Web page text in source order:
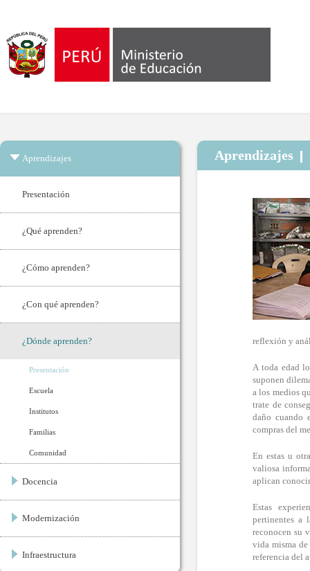
Aprendizajes
Presentación
¿Qué aprenden?
¿Cómo aprenden?
¿Con qué aprenden?
¿Dónde aprenden?
Presentación
Escuela
Institutos
Familias
Comunidad
Docencia
Modernización
Infraestructura
Aprendizajes
reflexión y
A toda edad
suponen
a los medios
trate de
daño cuando
compras del
En estas u
valiosa
aplican
Estas
pertinentes a
reconocen su
vida misma
referencia del